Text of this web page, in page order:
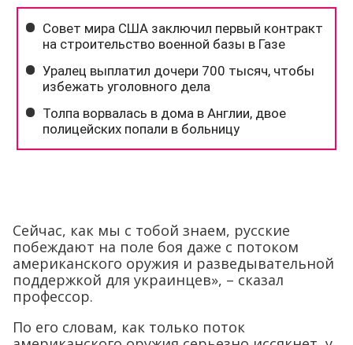
Сейчас, как мы с тобой знаем, русские
побеждают на поле боя даже с потоком
американского оружия и разведывательной
поддержкой для украинцев», – сказал
профессор.
По его словам, как только поток